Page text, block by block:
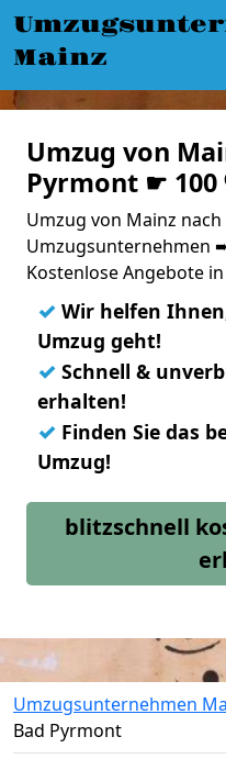
Mainz
Umzug von
Pyrmont ☛ 100
Umzug von Mainz
Umzugsunternehmen
Kostenlose Angebote
✓ Wir helfen
Umzug geht!
✓ Schnell &
erhalten!
✓ Finden Sie das
Umzug!
blitzschnell
Umzugsunternehmen
Bad Pyrmont